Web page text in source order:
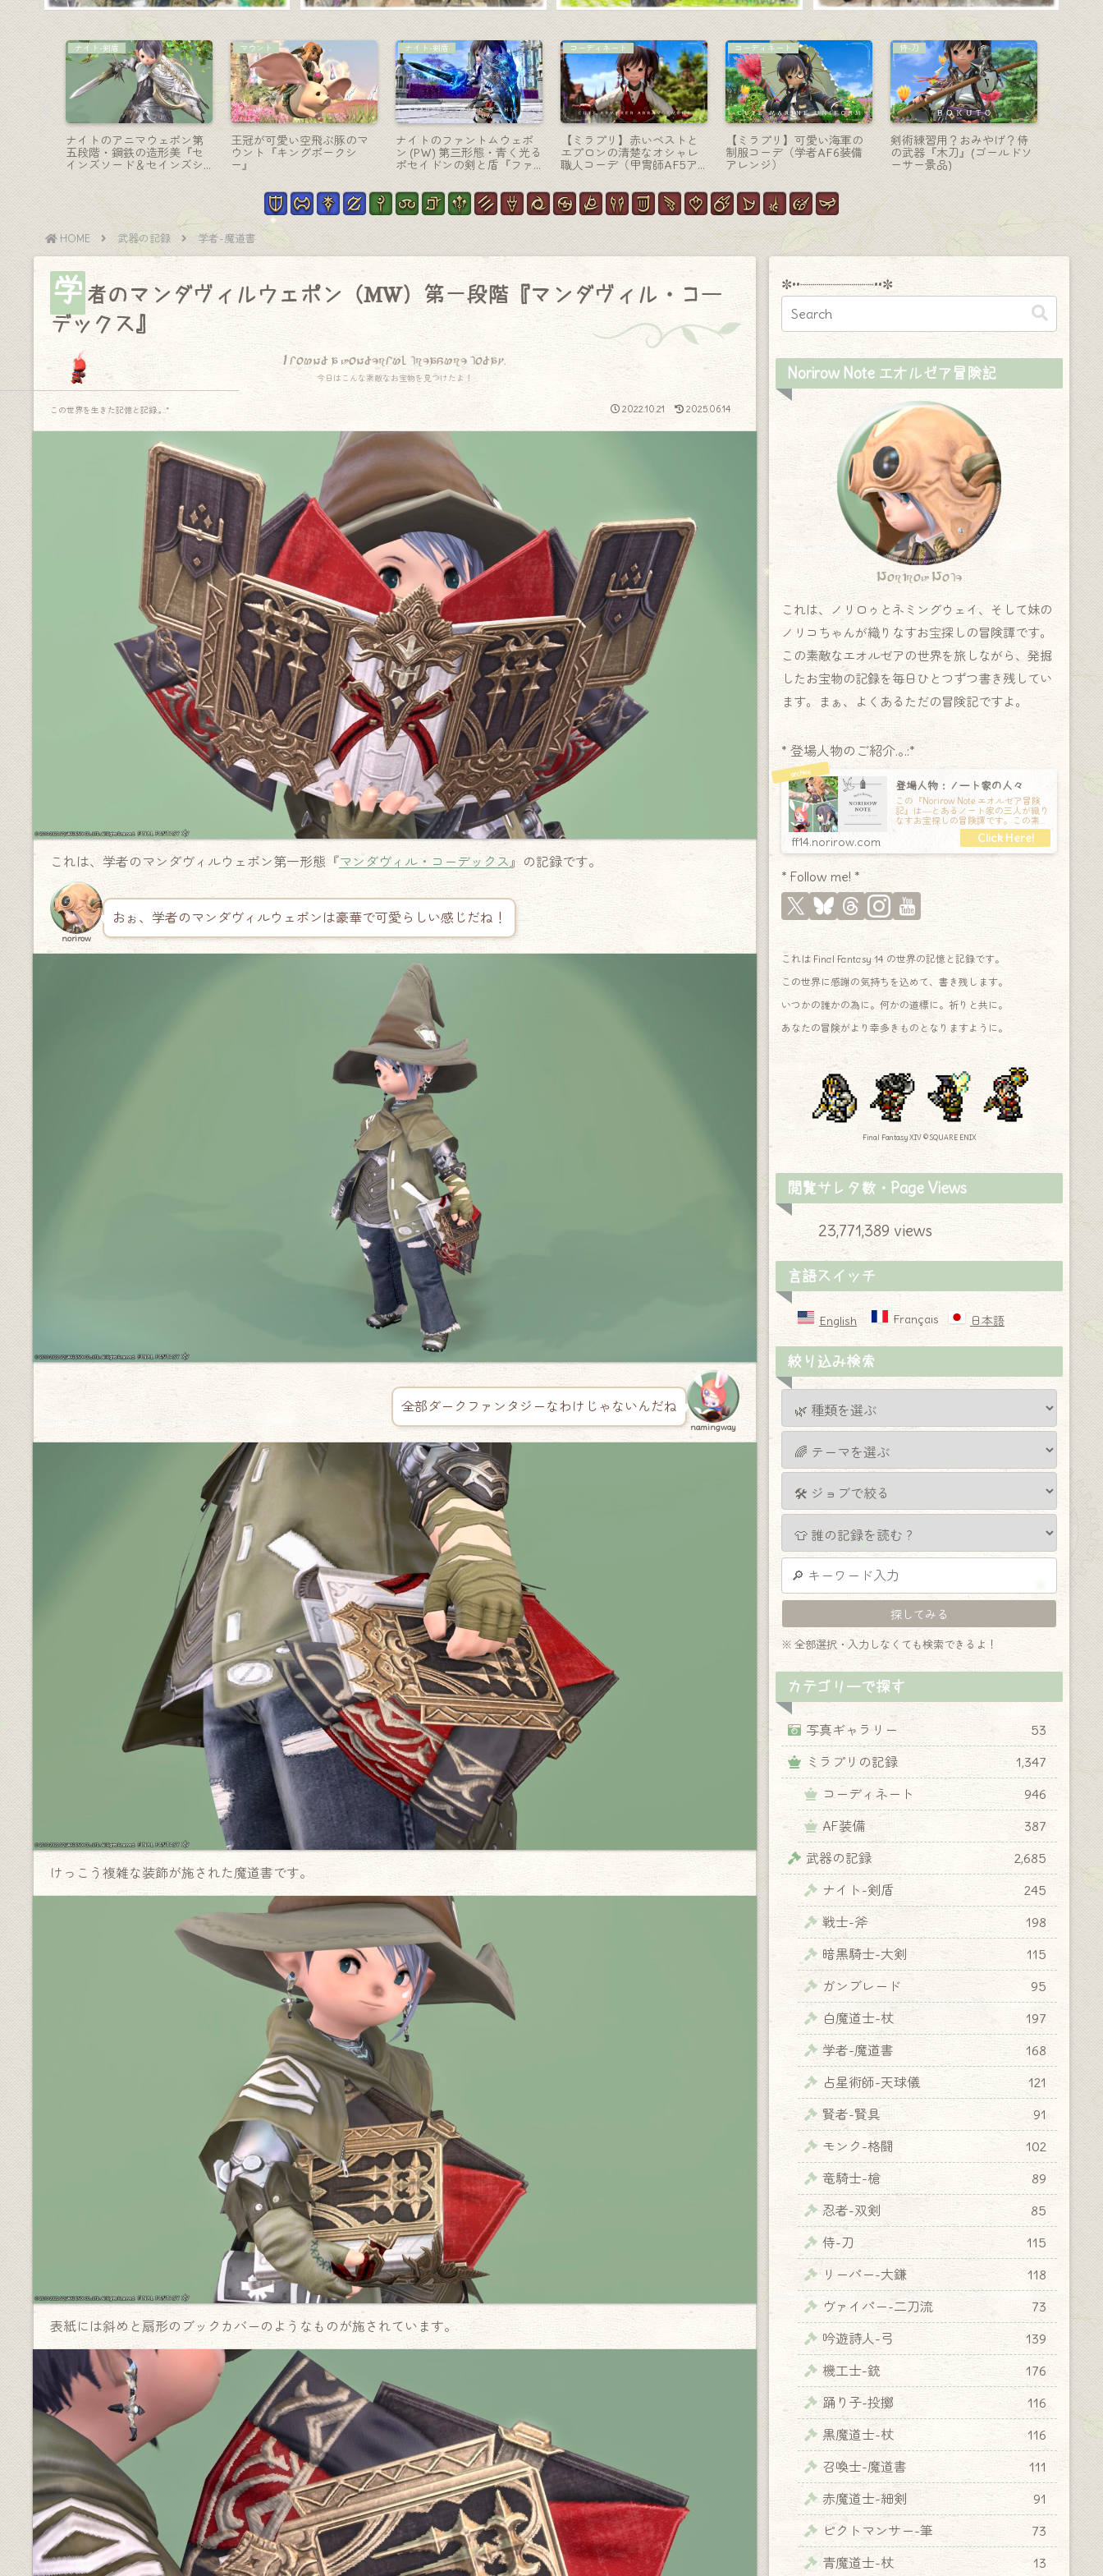
モンク-格闘
モンクのAF4武器・史上最
もシンプルで最強の格闘具
“神の手”『ゴッドハンド』
AF装備
召喚士のAF3装備・聖人衣
装『チャンネリング』シリ
ーズ（ララフェル女子Ver.）
コーディネート
【ミラプリ】ノリコちゃん
のタンク用シャーレアン魔
法大学制服コーデ
ナイト-剣盾
ナイトのゾディアックウェ
ポン第六段階・神聖な輝き
を放つ『コルタナ＆ホーリ
ーシールド・ネクサス』
マウント
鷲の頭とライオン体を持つ
マウント『グリフィン』
（蒼天編のデジタルアップ
グレード特典）
ミニオン
モンハンコラボの綺麗な蜜
玉を抱えたミツバチのミニ
オン『回復ミツムシ』
巨大化
HOME 武器の記録 学者-魔道書
学 者のマンダヴィルウェポン（MW）第一段階『マンダヴィル・コー
デックス』
I found a wonderful treasure today.
今日はこんな素敵なお宝物を見つけたよ！
2022.10.21 2025.06.14
この世界を生きた記憶と記録.｡.:*
これは、学者のマンダヴィルウェポン第一形態『マンダヴィル・コーデックス 』の記録です。
norirow
おぉ、学者のマンダヴィルウェポンは豪華で可愛らしい感じだね！
全部ダークファンタジーなわけじゃないんだね
namingway
けっこう複雑な装飾が施された魔道書です。
表紙には斜めと扇形のブックカバーのようなものが施されています。
✼••┈┈┈┈┈┈┈┈┈••✼
Norirow Note エオルゼア冒険記
Norirow Note
これは、ノリロゥとネミングウェイ、そして妹の
ノリコちゃんが織りなすお宝探しの冒険譚です。
この素敵なエオルゼアの世界を旅しながら、発掘
したお宝物の記録を毎日ひとつずつ書き残してい
ます。まぁ、よくあるただの冒険記ですよ。
* 登場人物のご紹介.｡.:*
登場人物：ノート家の人々
この『Norirow Note エオルゼア冒険
記』は―とあるノート家の三人が織り
なすお宝探しの冒険譚です。この素敵
な Final Fantasy XIV の世界を旅しな
ff14.norirow.com
* Follow me! *
これは Final Fantasy 14 の世界の記憶と記録です。
この世界に感謝の気持ちを込めて、書き残します。
いつかの誰かの為に。何かの道標に。祈りと共に。
あなたの冒険がより幸多きものとなりますように。
Final Fantasy XIV © SQUARE ENIX
閲覧サレタ数・Page Views
23,771,389 views
言語スイッチ
English Français 日本語
絞り込み検索
※ 全部選択・入力しなくても検索できるよ！
カテゴリーで探す
写真ギャラリー
53
ミラプリの記録
1,347
コーディネート
946
AF装備
387
武器の記録
2,685
ナイト-剣盾
245
戦士-斧
198
暗黒騎士-大剣
115
ガンブレード
95
白魔道士-杖
197
学者-魔道書
168
占星術師-天球儀
121
賢者-賢具
91
モンク-格闘
102
竜騎士-槍
89
忍者-双剣
85
侍-刀
115
リーパー-大鎌
118
ヴァイパー-二刀流
73
吟遊詩人-弓
139
機工士-銃
176
踊り子-投擲
116
黒魔道士-杖
116
召喚士-魔道書
111
赤魔道士-細剣
91
ピクトマンサー-筆
73
青魔道士-杖
13